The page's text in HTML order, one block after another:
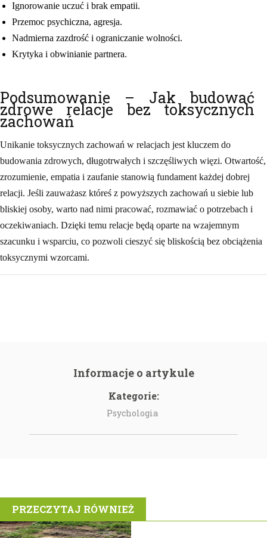
Ignorowanie uczuć i brak empatii.
Przemoc psychiczna, agresja.
Nadmierna zazdrość i ograniczanie wolności.
Krytyka i obwinianie partnera.
Podsumowanie – Jak budować
zdrowe relacje bez toksycznych
zachowań
Unikanie toksycznych zachowań w relacjach jest kluczem do
budowania zdrowych, długotrwałych i szczęśliwych więzi. Otwartość,
zrozumienie, empatia i zaufanie stanowią fundament każdej dobrej
relacji. Jeśli zauważasz któreś z powyższych zachowań u siebie lub
bliskiej osoby, warto nad nimi pracować, rozmawiać o potrzebach i
oczekiwaniach. Dzięki temu relacje będą oparte na wzajemnym
szacunku i wsparciu, co pozwoli cieszyć się bliskością bez obciążenia
toksycznymi wzorcami.
Informacje o artykule
Kategorie:
Psychologia
PRZECZYTAJ RÓWNIEŻ